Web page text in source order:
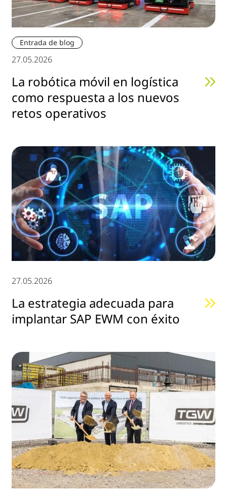
Entrada de blog
27.05.2026
La robótica móvil en logística
como respuesta a los nuevos
retos operativos
27.05.2026
La estrategia adecuada para
implantar SAP EWM con éxito